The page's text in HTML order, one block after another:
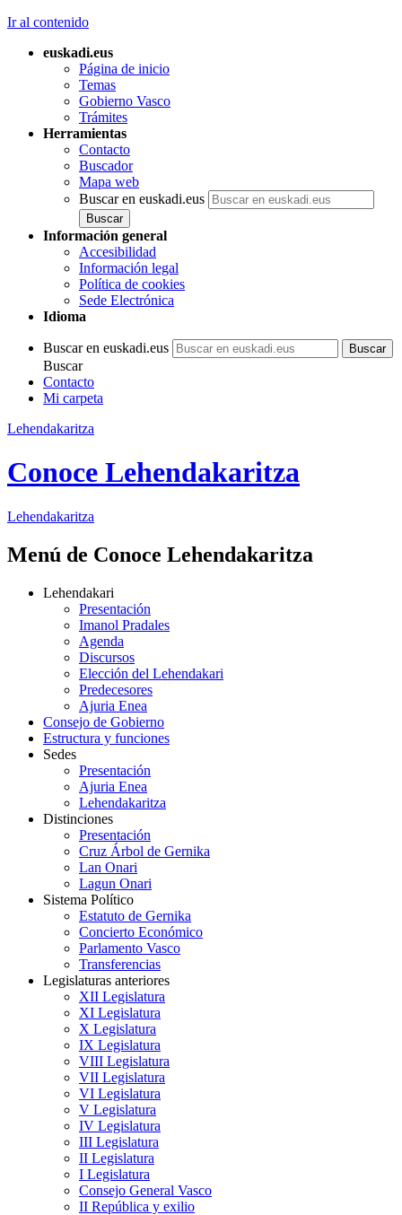
Ir al contenido
euskadi.eus
Página de inicio
Temas
Gobierno Vasco
Trámites
Herramientas
Contacto
Buscador
Mapa web
Buscar en euskadi.eus
Información general
Accesibilidad
Información legal
Política de cookies
Sede Electrónica
Idioma
Buscar en euskadi.eus
Buscar
Contacto
Mi carpeta
Lehendakaritza
Conoce Lehendakaritza
Lehendakaritza
Menú de Conoce Lehendakaritza
Lehendakari
Presentación
Imanol Pradales
Agenda
Discursos
Elección del Lehendakari
Predecesores
Ajuria Enea
Consejo de Gobierno
Estructura y funciones
Sedes
Presentación
Ajuria Enea
Lehendakaritza
Distinciones
Presentación
Cruz Árbol de Gernika
Lan Onari
Lagun Onari
Sistema Político
Estatuto de Gernika
Concierto Económico
Parlamento Vasco
Transferencias
Legislaturas anteriores
XII Legislatura
XI Legislatura
X Legislatura
IX Legislatura
VIII Legislatura
VII Legislatura
VI Legislatura
V Legislatura
IV Legislatura
III Legislatura
II Legislatura
I Legislatura
Consejo General Vasco
II República y exilio